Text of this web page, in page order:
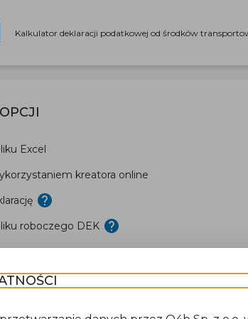
Kalkulator deklaracji podatkowej od środków
Excel
kreatora online
roboczego DEK